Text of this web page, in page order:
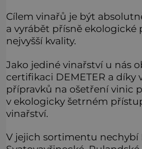
Cílem vinařů je být
a vyrábět přísně ekologické
nejvyšší kvality.
Jako jediné vinařství u nás
certifikaci DEMETER a díky
přípravků na ošetření vinic
v ekologicky šetrném
vinařství.
V jejich sortimentu nechybí